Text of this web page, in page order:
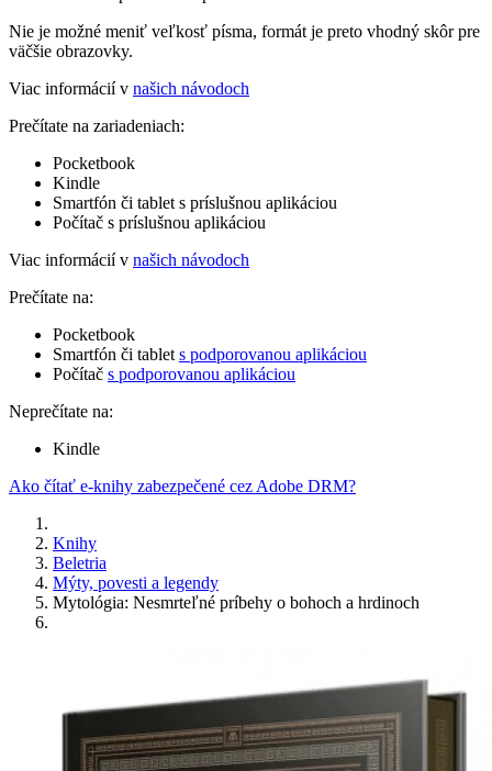
Nie je možné meniť veľkosť písma, formát je preto vhodný skôr pre
väčšie obrazovky.
Viac informácií v našich návodoch
Prečítate na zariadeniach:
Pocketbook
Kindle
Smartfón či tablet s príslušnou aplikáciou
Počítač s príslušnou aplikáciou
Viac informácií v našich návodoch
Prečítate na:
Pocketbook
Smartfón či tablet s podporovanou aplikáciou
Počítač s podporovanou aplikáciou
Neprečítate na:
Kindle
Ako čítať e-knihy zabezpečené cez Adobe DRM?
Knihy
Beletria
Mýty, povesti a legendy
Mytológia: Nesmrteľné príbehy o bohoch a hrdinoch